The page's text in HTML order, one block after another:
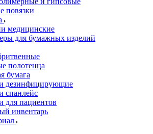
повязки
медицинские
для бумажных изделий
полотенца
бумага
дезинфицирующие
спанлейс
для пациентов
инвентарь